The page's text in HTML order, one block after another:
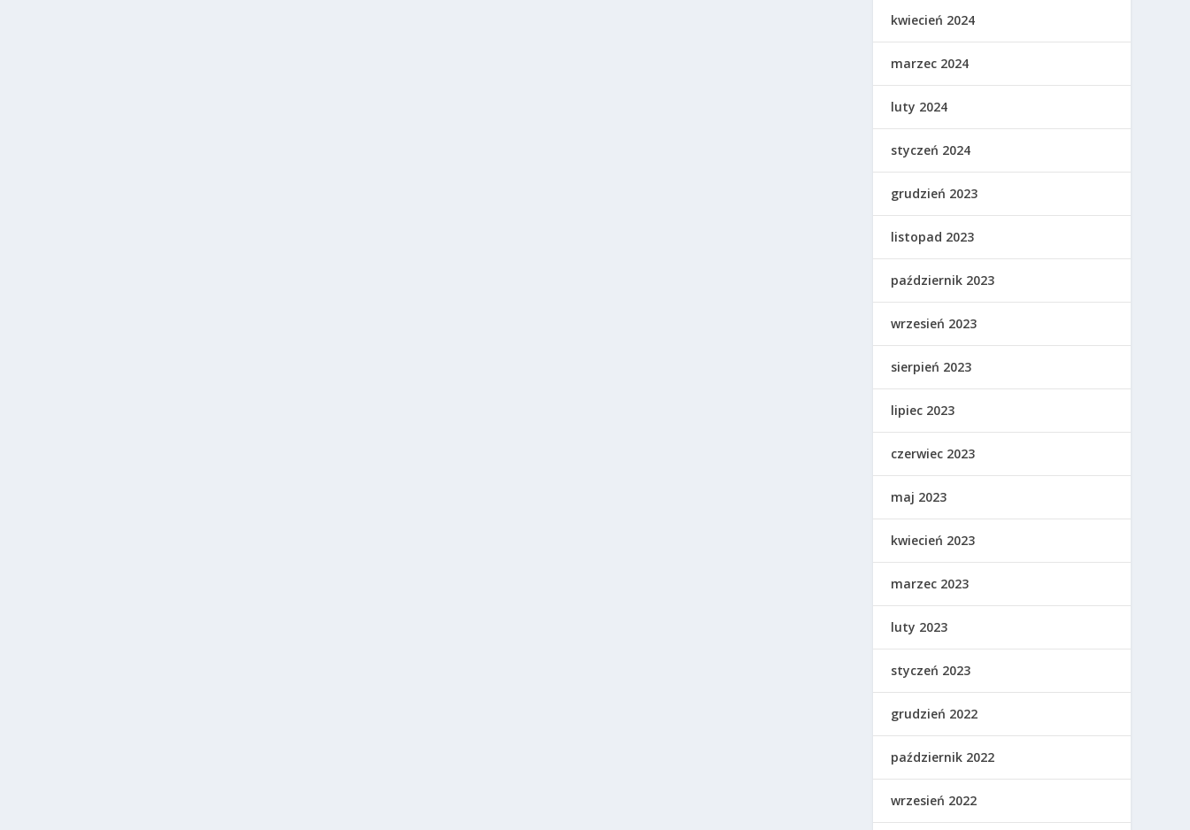
kwiecień 2024
marzec 2024
luty 2024
styczeń 2024
grudzień 2023
listopad 2023
październik 2023
wrzesień 2023
sierpień 2023
lipiec 2023
czerwiec 2023
maj 2023
kwiecień 2023
marzec 2023
luty 2023
styczeń 2023
grudzień 2022
październik 2022
wrzesień 2022